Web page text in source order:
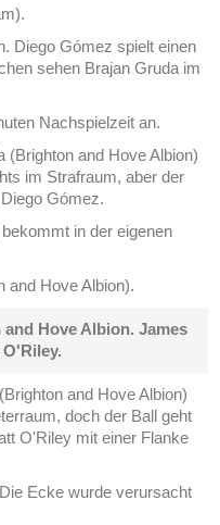
Diego Gómez spielt einen
sehen Brajan Gruda im
Nachspielzeit an.
(Brighton and Hove Albion)
im Strafraum, aber der
Gómez.
in der eigenen
and Hove Albion).
Hove Albion. James
and Hove Albion)
doch der Ball geht
O'Riley mit einer Flanke
Ecke wurde verursacht